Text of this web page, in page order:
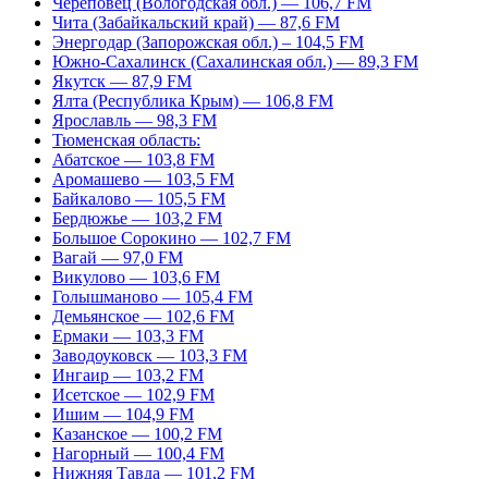
Чита (Забайкальский край) — 87,6 FM
Энергодар (Запорожская обл.) – 104,5 FM
Южно-Сахалинск (Сахалинская обл.) — 89,3 FM
Якутск — 87,9 FM
Ялта (Республика Крым) — 106,8 FM
Ярославль — 98,3 FM
Тюменская область:
Абатское — 103,8 FM
Аромашево — 103,5 FM
Байкалово — 105,5 FM
Бердюжье — 103,2 FM
Большое Сорокино — 102,7 FM
Вагай — 97,0 FM
Викулово — 103,6 FM
Голышманово — 105,4 FM
Демьянское — 102,6 FM
Ермаки — 103,3 FM
Заводоуковск — 103,3 FM
Ингаир — 103,2 FM
Исетское — 102,9 FM
Ишим — 104,9 FM
Казанское — 100,2 FM
Нагорный — 100,4 FM
Нижняя Тавда — 101,2 FM